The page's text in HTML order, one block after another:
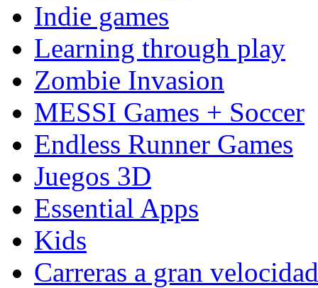
Indie games
Learning through play
Zombie Invasion
MESSI Games + Soccer
Endless Runner Games
Juegos 3D
Essential Apps
Kids
Carreras a gran velocidad